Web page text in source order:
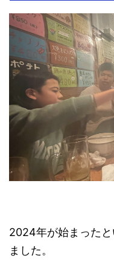
2024年が始まった
ました。